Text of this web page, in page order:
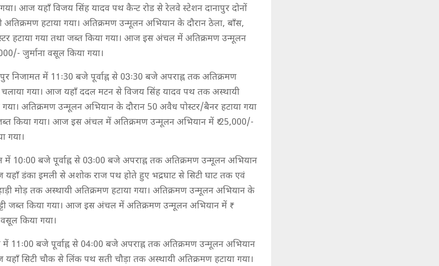
आज यहाँ विजय सिंह यादव पथ कैन्ट रोड से रेलवे स्टेशन दानापुर दोनों
हटाया गया। अतिक्रमण उन्मूलन अभियान के दौरान ठेला, बाँस,
हटाया गया तथा जब्त किया गया। आज इस अंचल में अतिक्रमण उन्मूलन
जुर्माना वसूल किया गया।
निजामत में 11ः30 बजे पूर्वाह्न से 03ः30 बजे अपराह्न तक अतिक्रमण
गया। आज यहाँ ददल मटन से विजय सिंह यादव पथ तक अस्थायी
गया। अतिक्रमण उन्मूलन अभियान के दौरान 50 अवैध पोस्टर/बैनर हटाया गया
किया गया। आज इस अंचल में अतिक्रमण उन्मूलन अभियान में ₹ 25,000/-
गया।
10ः00 बजे पूर्वाह्न से 03ः00 बजे अपराह्न तक अतिक्रमण उन्मूलन अभियान
यहाँ डंका इमली से अशोक राज पथ होते हुए भद्रघाट से सिटी घाट तक एवं
मोड़ तक अस्थायी अतिक्रमण हटाया गया। अतिक्रमण उन्मूलन अभियान के
जब्त किया गया। आज इस अंचल में अतिक्रमण उन्मूलन अभियान में ₹
किया गया।
11ः00 बजे पूर्वाह्न से 04ः00 बजे अपराह्न तक अतिक्रमण उन्मूलन अभियान
सिटी चौक से लिंक पथ सती चौड़ा तक अस्थायी अतिक्रमण हटाया गया।